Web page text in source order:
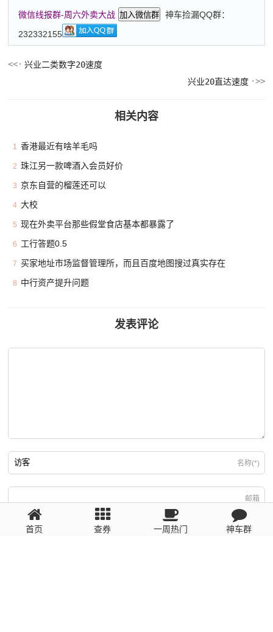
微信线报群-周六外卖大战 加入微信群
神车捡漏QQ群：
232332155
兴业二类数字20速度
兴业20直达速度
相关内容
1 香港最近有啥羊毛吗
2 珠江另一款啤酒入会员好价
3 京东自营的榴莲还可以
4 大校
5 现在外卖平台那些假堂食店基本都暴露了
6 工行答题0.5
7 买家地址市场监督管理所，而且百度地图搜过真实存在
8 中行资产提升问题
发表评论
名称(*)
邮箱
回复需填写必要信息
首页 查券 一周热门 神车群